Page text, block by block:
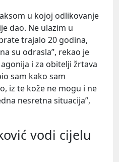
u kojoj odlikovanje
dao. Ne ulazim u
trajalo 20 godina,
su odrasla”, rekao je
i za obitelji žrtava
sam kako sam
iz te kože ne mogu i ne
nesretna situacija”,
vodi cijelu